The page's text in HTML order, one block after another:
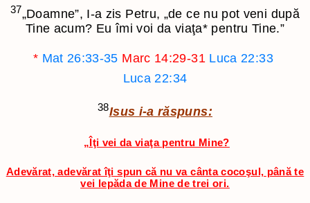
37„Doamne”, I-a zis Petru, „de ce nu pot veni după
Tine acum? Eu îmi voi da viaţa* pentru Tine.”
* Mat 26:33-35 Marc 14:29-31 Luca 22:33
Luca 22:34
38Isus i-a răspuns:
„Îţi vei da viaţa pentru Mine?
Adevărat, adevărat îţi spun că nu va cânta cocoşul, până te
vei lepăda de Mine de trei ori.